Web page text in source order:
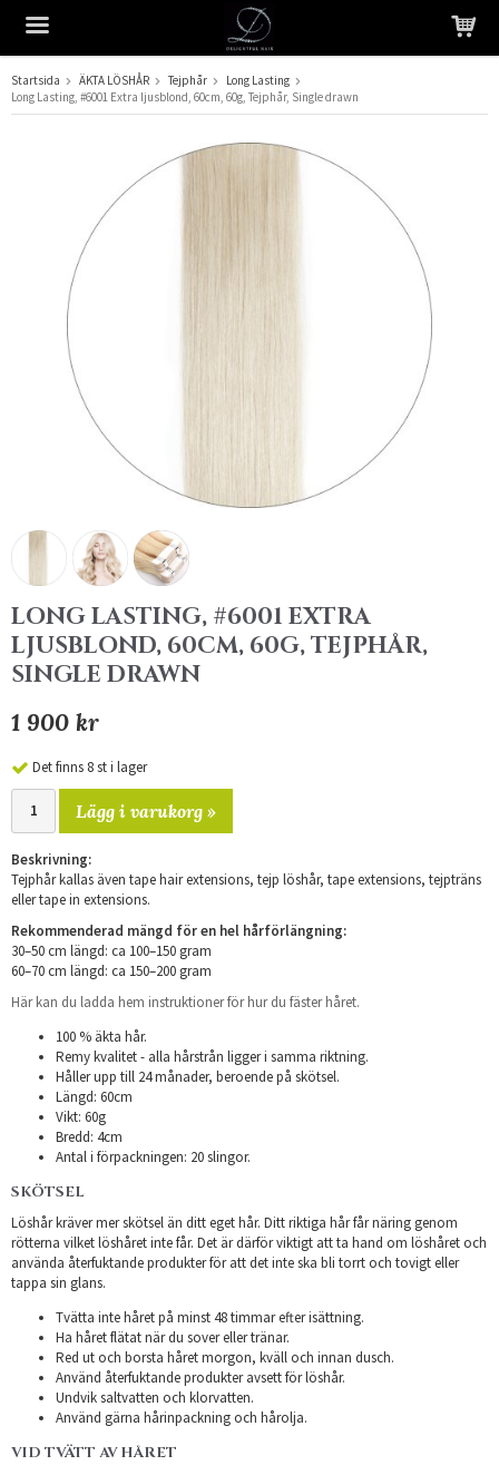
Produkten har blivit tillagd i varukorgen
Startsida ÄKTA LÖSHÅR Tejphår
Long Lasting
Long Lasting, #6001 Extra ljusblond, 60cm, 60g, Tejphår, Single drawn
LONG LASTING, #6001 EXTRA
LJUSBLOND, 60CM, 60G, TEJPHÅR,
SINGLE DRAWN
1 900 kr
Det finns 8 st i lager
Lägg i varukorg »
Beskrivning:
Tejphår kallas även tape hair extensions, tejp löshår, tape extensions, tejpträns
eller tape in extensions.
Rekommenderad mängd för en hel hårförlängning:
30–50 cm längd: ca 100–150 gram
60–70 cm längd: ca 150–200 gram
Här kan du ladda hem instruktioner för hur du fäster håret.
100 % äkta hår.
Remy kvalitet - alla hårstrån ligger i samma riktning.
Håller upp till 24 månader, beroende på skötsel.
Längd: 60cm
Vikt: 60g
Bredd: 4cm
Antal i förpackningen: 20 slingor.
SKÖTSEL
Löshår kräver mer skötsel än ditt eget hår. Ditt riktiga hår får näring genom
rötterna vilket löshåret inte får. Det är därför viktigt att ta hand om löshåret och
använda återfuktande produkter för att det inte ska bli torrt och tovigt eller
tappa sin glans.
Tvätta inte håret på minst 48 timmar efter isättning.
Ha håret flätat när du sover eller tränar.
Red ut och borsta håret morgon, kväll och innan dusch.
Använd återfuktande produkter avsett för löshår.
Undvik saltvatten och klorvatten.
Använd gärna hårinpackning och hårolja.
VID TVÄTT AV HÅRET